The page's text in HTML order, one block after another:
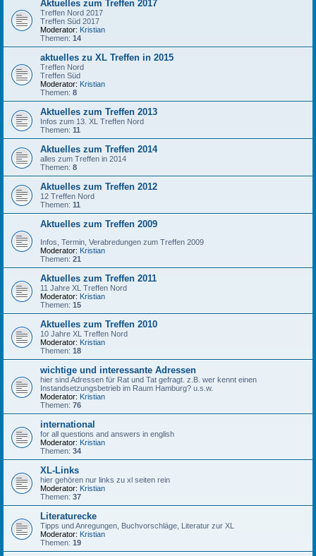
Aktuelles zum Treffen 2017
Treffen Nord 2017
Treffen Süd 2017
Moderator: Kristian
Themen: 14
aktuelles zu XL Treffen in 2015
Treffen Nord
Treffen Süd
Moderator: Kristian
Themen: 8
Aktuelles zum Treffen 2013
Infos zum 13. XL Treffen Nord
Themen: 11
Aktuelles zum Treffen 2014
alles zum Treffen in 2014
Themen: 8
Aktuelles zum Treffen 2012
12 Treffen Nord
Themen: 11
Aktuelles zum Treffen 2009
Infos, Termin, Verabredungen zum Treffen 2009
Moderator: Kristian
Themen: 21
Aktuelles zum Treffen 2011
11 Jahre XL Treffen Nord
Moderator: Kristian
Themen: 15
Aktuelles zum Treffen 2010
10 Jahre XL Treffen Nord
Moderator: Kristian
Themen: 18
wichtige und interessante Adressen
hier sind Adressen für Rat und Tat gefragt. z.B. wer kennt einen
Instandsetzungsbetrieb im Raum Hamburg? u.s.w.
Moderator: Kristian
Themen: 76
international
for all questions and answers in english
Moderator: Kristian
Themen: 34
XL-Links
hier gehören nur links zu xl seiten rein
Moderator: Kristian
Themen: 37
Literaturecke
Tipps und Anregungen, Buchvorschläge, Literatur zur XL
Moderator: Kristian
Themen: 19